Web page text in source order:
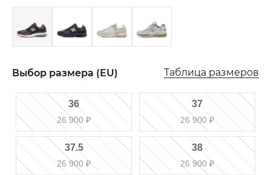
Выбор размера (EU) Таблица размеров
36
26 900 ₽
37
26 900 ₽
37.5
26 900 ₽
38
26 900 ₽